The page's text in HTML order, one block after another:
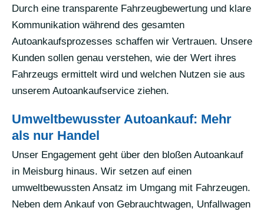
Durch eine transparente Fahrzeugbewertung und klare
Kommunikation während des gesamten
Autoankaufsprozesses schaffen wir Vertrauen. Unsere
Kunden sollen genau verstehen, wie der Wert ihres
Fahrzeugs ermittelt wird und welchen Nutzen sie aus
unserem Autoankaufservice ziehen.
Umweltbewusster Autoankauf: Mehr
als nur Handel
Unser Engagement geht über den bloßen Autoankauf
in Meisburg hinaus. Wir setzen auf einen
umweltbewussten Ansatz im Umgang mit Fahrzeugen.
Neben dem Ankauf von Gebrauchtwagen, Unfallwagen